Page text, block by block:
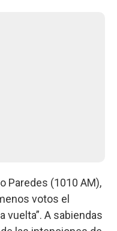
Paredes (1010 AM),
votos el
vuelta”. A sabiendas